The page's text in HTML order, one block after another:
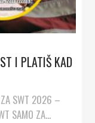
I PLATIŠ KAD
SWT 2026 –
SAMO ZA...